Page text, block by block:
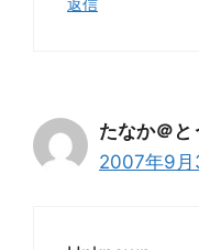
たなか＠と
2007年9月